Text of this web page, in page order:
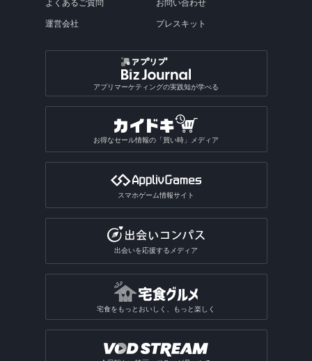
よくあるご質問
運営会社
お問い合わせ
プレスキット
アプリマーケティングの実践知が学べる
お得なセール情報の「買い時」メディア
スマホゲーム情報サイト
出会いを応援するメディア
宅食をもっとおいしく、もっと楽しく